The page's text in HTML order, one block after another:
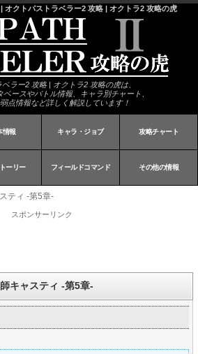
オクトパストラベラー2 攻略 | オクトラ2 攻略の虎
ラー2 攻略 | オクトラ2 攻略の虎は、
ースやバトル情報、キャラ別チャート、
点情報など詳しく解説しています！
情報 キャラ・ジョブ 攻略チャート
ーリー フィールドコマンド その他の情報
ティ -第5章-
スポンサーリンク
キャスティ -第5章-